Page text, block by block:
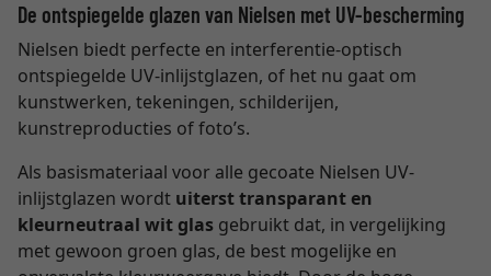
De ontspiegelde glazen van Nielsen met UV-bescherming
Nielsen biedt perfecte en interferentie-optisch
ontspiegelde UV-inlijstglazen, of het nu gaat om
kunstwerken, tekeningen, schilderijen,
kunstreproducties of foto’s.
Als basismateriaal voor alle gecoate Nielsen UV-
inlijstglazen wordt uiterst transparant en
kleurneutraal wit glas gebruikt dat, in vergelijking
met gewoon groen glas, de best mogelijke en